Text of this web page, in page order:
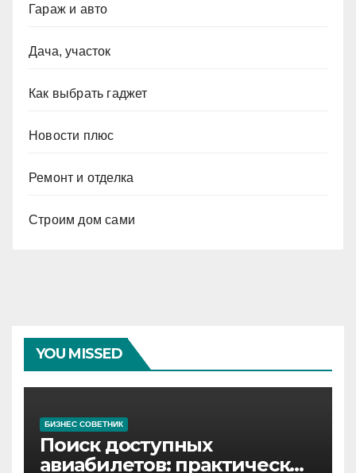
Гараж и авто
Дача, участок
Как выбрать гаджет
Новости плюс
Ремонт и отделка
Строим дом сами
YOU MISSED
БИЗНЕС СОВЕТНИК
Поиск доступных
авиабилетов: практические